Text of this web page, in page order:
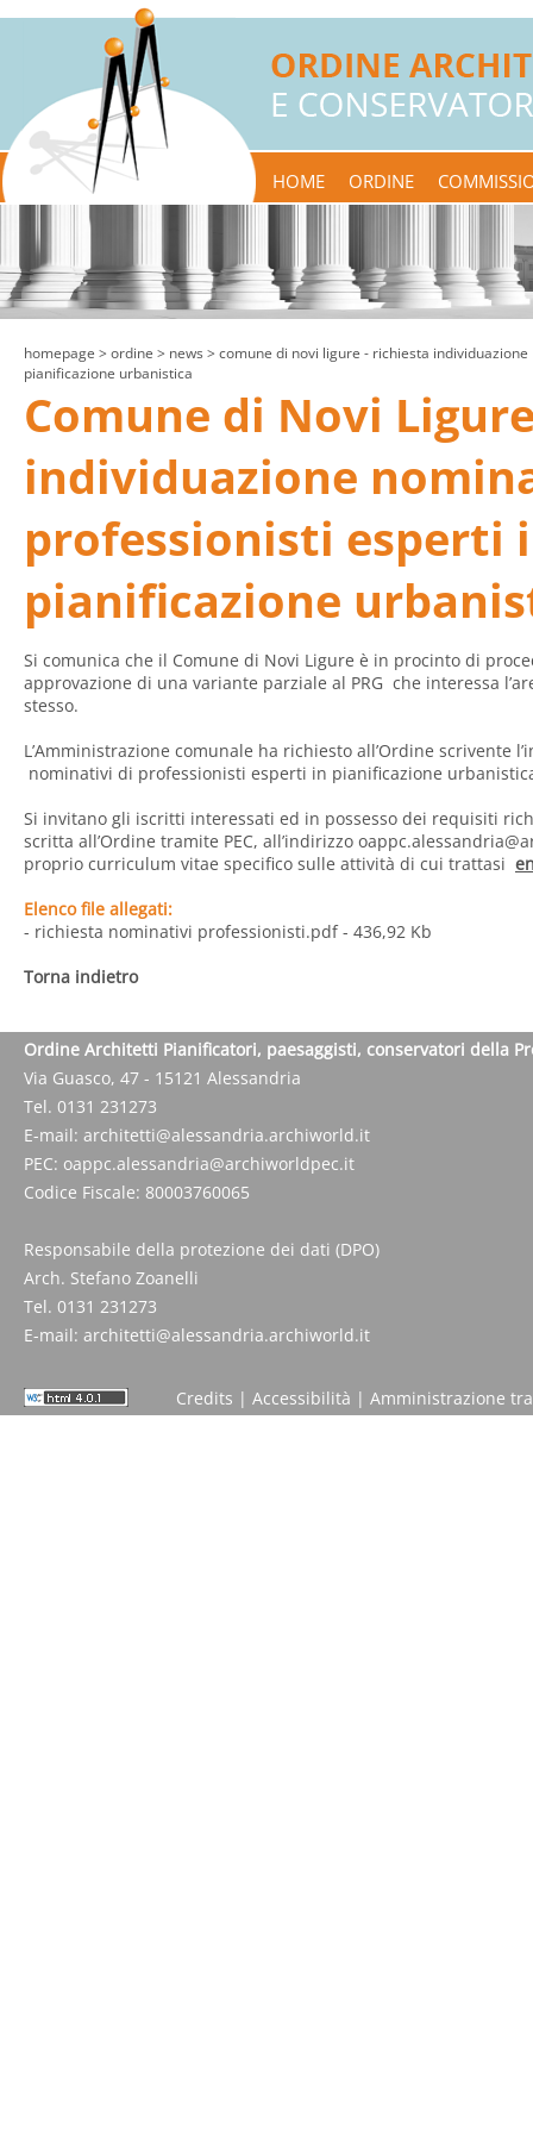
HOME ORDINE
homepage > ordine > news > comune di novi ligure - richiesta
pianificazione urbanistica
Comune di Novi
individuazione
professionisti esperti
pianificazione
Si comunica che il Comune di Novi Ligure è in procinto di
approvazione di una variante parziale al PRG che interessa
stesso.
L’Amministrazione comunale ha richiesto all’Ordine scrivente
nominativi di professionisti esperti in pianificazione
Si invitano gli iscritti interessati ed in possesso dei requisiti
scritta all’Ordine tramite PEC, all’indirizzo
proprio curriculum vitae specifico sulle attività di cui trattasi
Elenco file allegati:
- richiesta nominativi professionisti.pdf- 436,92 Kb
Torna indietro
Ordine Architetti Pianificatori, paesaggisti, conservatori della
Via Guasco, 47 - 15121 Alessandria
Tel. 0131 231273
E-mail: architetti@alessandria.archiworld.it
PEC: oappc.alessandria@archiworldpec.it
Codice Fiscale: 80003760065
Responsabile della protezione dei dati (DPO)
Arch. Stefano Zoanelli
Tel. 0131 231273
E-mail: architetti@alessandria.archiworld.it
Credits | Accessibilità | Amministrazione